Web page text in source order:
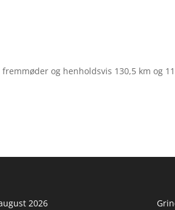
og henholdsvis 130,5 km og
2026